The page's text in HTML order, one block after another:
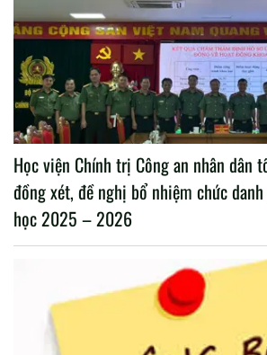
Học viện Chính trị Công an nhân dân
đồng xét, đề nghị bổ nhiệm chức
học 2025 – 2026